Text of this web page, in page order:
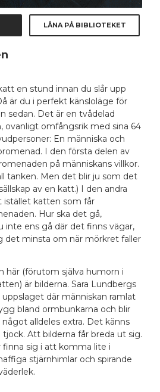
LÅNA PÅ BIBLIOTEKET
en stund innan du slår upp
är du i perfekt känsloläge för
sedan. Det är en tvådelad
ovanligt omfångsrik med sina 64
En människa och
I den första delen av
på människans villkor.
tanken. Men det blir ju som det
av en katt.) I den andra
istället katten som får
Hur ska det gå,
inte ens gå där det finns vägar,
det minsta om när mörkret faller
här (förutom själva humorn i
är bilderna. Sara Lundbergs
där människan ramlat
bland ormbunkarna och blir
alldeles extra. Det känns
Att bilderna får breda ut sig.
sig i att komma lite i
stjärnhimlar och spirande